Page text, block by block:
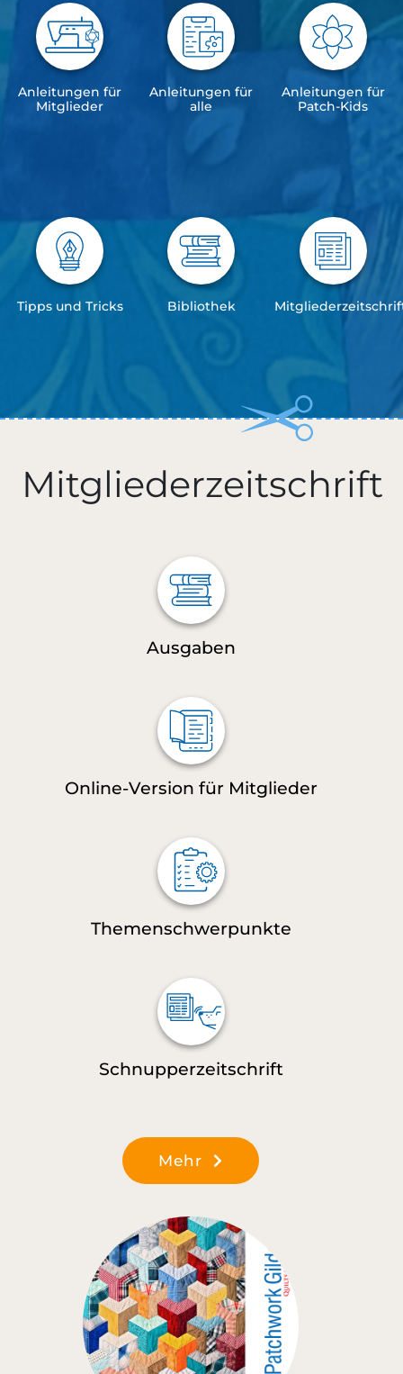
Anleitungen für
Mitglieder
Anleitungen für
alle
Anleitungen für
Patch-Kids
Tipps und Tricks Bibliothek
Mitgliederzeitschrift
Ausgaben
Online-Version für Mitglieder
Themenschwerpunkte
Schnupperzeitschrift
Mehr